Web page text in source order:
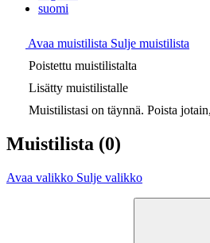
suomi
Avaa muistilista Sulje muistilista
Poistettu muistilistalta
Lisätty muistilistalle
Muistilistasi on täynnä. Poista
Muistilista (0)
Avaa valikko Sulje valikko